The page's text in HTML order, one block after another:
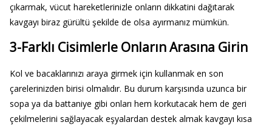
çıkarmak, vücut hareketlerinizle onların dikkatini dağıtarak
kavgayı biraz gürültü şekilde de olsa ayırmanız mümkün.
3-Farklı Cisimlerle Onların Arasına Girin
Kol ve bacaklarınızı araya girmek için kullanmak en son
çarelerinizden birisi olmalıdır. Bu durum karşısında uzunca bir
sopa ya da battaniye gibi onları hem korkutacak hem de geri
çekilmelerini sağlayacak eşyalardan destek almak kavgayı kısa